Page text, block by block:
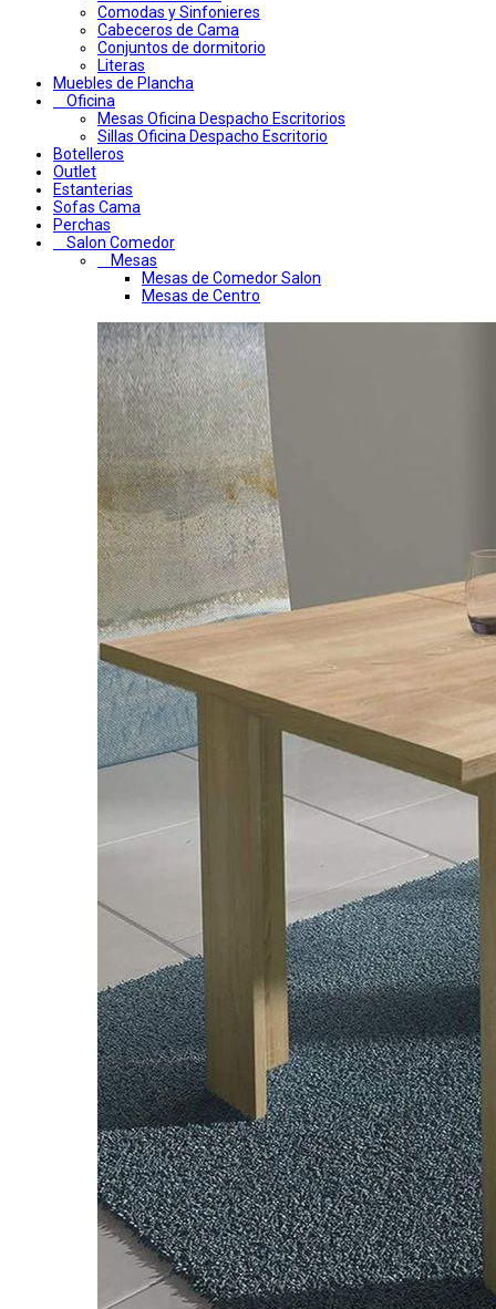
Comodas y Sinfonieres
Cabeceros de Cama
Conjuntos de dormitorio
Literas
Muebles de Plancha
Oficina
Mesas Oficina Despacho Escritorios
Sillas Oficina Despacho Escritorio
Botelleros
Outlet
Estanterias
Sofas Cama
Perchas
Salon Comedor
Mesas
Mesas de Comedor Salon
Mesas de Centro